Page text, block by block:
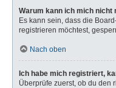
Warum kann ich mich nicht
Es kann sein, dass die
registrieren möchtest,
Nach oben
Ich habe mich registriert,
Überprüfe zuerst, ob du den